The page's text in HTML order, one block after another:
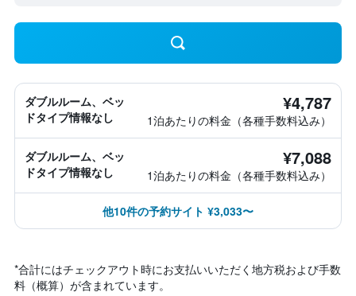
ダブルルーム、ベッ
ドタイプ情報なし
¥4,787
1泊あたりの料金（各種手数料込み）
ダブルルーム、ベッ
ドタイプ情報なし
¥7,088
1泊あたりの料金（各種手数料込み）
他10件の予約サイト ¥3,033〜
*合計にはチェックアウト時にお支払いいただく地方税および手数
料（概算）が含まれています。